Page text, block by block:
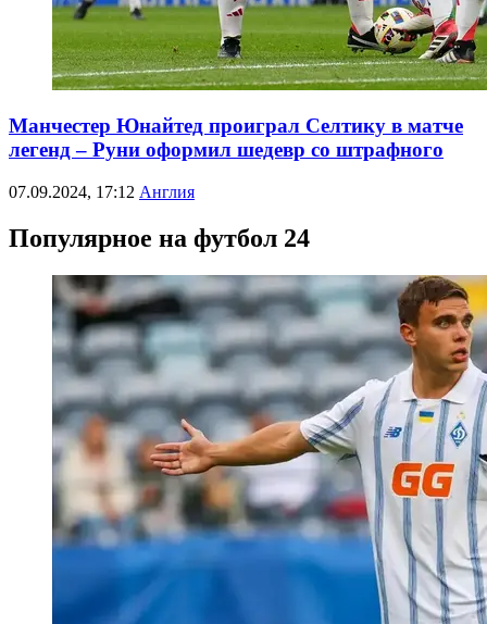
Манчестер Юнайтед проиграл Селтику в матче
легенд – Руни оформил шедевр со штрафного
07.09.2024, 17:12 Англия
Популярное на футбол 24